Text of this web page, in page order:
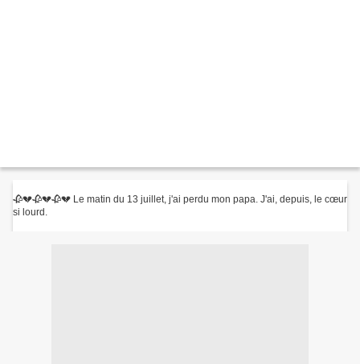
🥀💔🥀💔🥀💔 Le matin du 13 juillet, j'ai perdu mon papa. J'ai, depuis, le cœur
si lourd.